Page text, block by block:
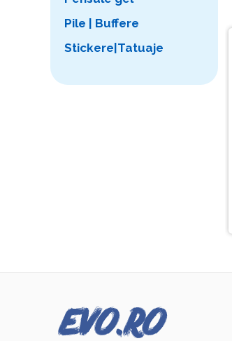
Pile | Buffere
Stickere|Tatuaje
-8%